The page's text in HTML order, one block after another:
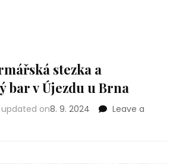
stezka a
bar v Újezdu u Brna
updated on8. 9. 2024
Leave a